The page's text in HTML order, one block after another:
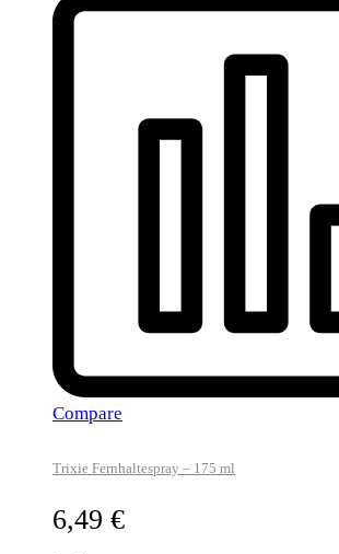
Compare
Trixie Fernhaltespray – 175 ml
6,49 €